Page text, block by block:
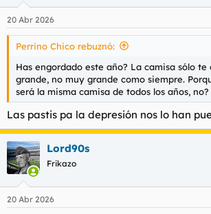
e
s
20 Abr 2026
Perrino Chico rebuznó:
Has engordado este año? La camisa sólo te
grande, no muy grande como siempre.
será la misma camisa de todos los años,
Las pastis pa la depresión nos lo han
Lord90s
Frikazo
20 Abr 2026